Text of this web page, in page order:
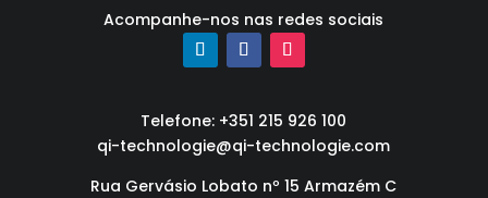
Acompanhe-nos nas redes sociais
Telefone: +351 215 926 100
qi-technologie@qi-technologie.com
Rua Gervásio Lobato nº 15 Armazém C